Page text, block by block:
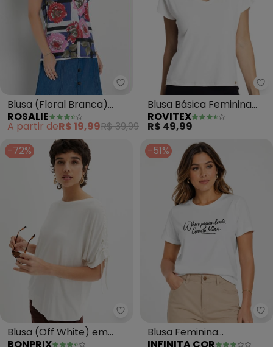
Rosalie - Blusa (Floral Branca)
Blusa (Floral Branca)
com Gota
ROSALIE
A partir deR$ 19,99R$ 39,99
Blusa Básica Feminina
(Branco)
ROVITEX
R$ 49,99
-72%
bonprix - Blusa (Off White) em
Blusa (Off White) em
-51%
Blusa Feminina